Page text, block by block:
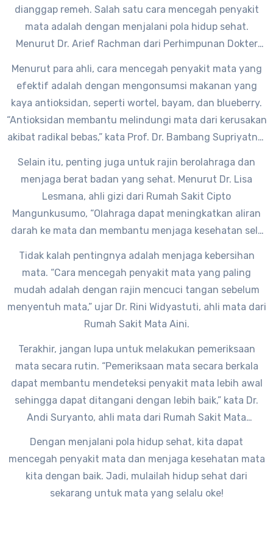
dianggap remeh. Salah satu cara mencegah penyakit
mata adalah dengan menjalani pola hidup sehat.
Menurut Dr. Arief Rachman dari Perhimpunan Dokter
memainkan peran penting dalam menjaga kesehatan
mata kita.”
Menurut para ahli, cara mencegah penyakit mata yang
efektif adalah dengan mengonsumsi makanan yang
kaya antioksidan, seperti wortel, bayam, dan blueberry.
“Antioksidan membantu melindungi mata dari kerusakan
akibat radikal bebas,” kata Prof. Dr. Bambang Supriyatno,
Selain itu, penting juga untuk rajin berolahraga dan
menjaga berat badan yang sehat. Menurut Dr. Lisa
Lesmana, ahli gizi dari Rumah Sakit Cipto
Mangunkusumo, “Olahraga dapat meningkatkan aliran
darah ke mata dan membantu menjaga kesehatan sel-
Tidak kalah pentingnya adalah menjaga kebersihan
mata. “Cara mencegah penyakit mata yang paling
mudah adalah dengan rajin mencuci tangan sebelum
menyentuh mata,” ujar Dr. Rini Widyastuti, ahli mata dari
Rumah Sakit Mata Aini.
Terakhir, jangan lupa untuk melakukan pemeriksaan
mata secara rutin. “Pemeriksaan mata secara berkala
dapat membantu mendeteksi penyakit mata lebih awal
sehingga dapat ditangani dengan lebih baik,” kata Dr.
Andi Suryanto, ahli mata dari Rumah Sakit Mata
Dengan menjalani pola hidup sehat, kita dapat
mencegah penyakit mata dan menjaga kesehatan mata
kita dengan baik. Jadi, mulailah hidup sehat dari
sekarang untuk mata yang selalu oke!